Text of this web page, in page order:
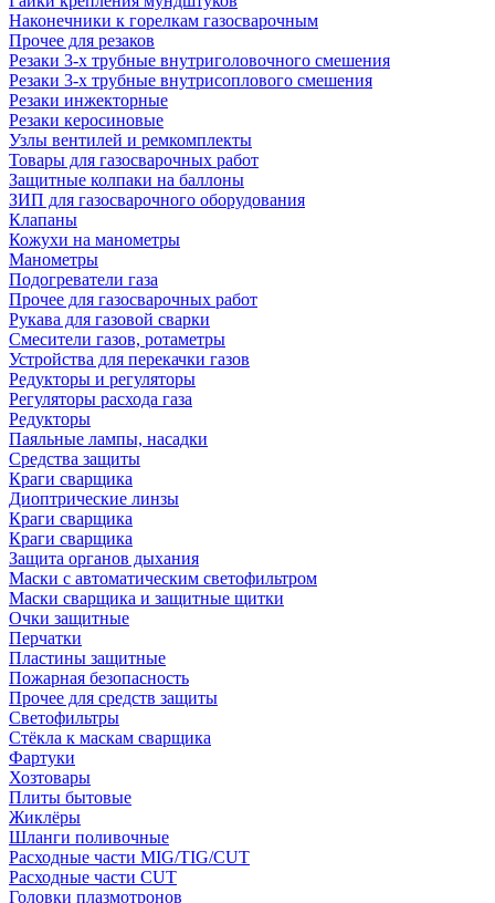
Наконечники к горелкам газосварочным
Прочее для резаков
Резаки 3-х трубные внутриголовочного смешения
Резаки 3-х трубные внутрисоплового смешения
Резаки инжекторные
Резаки керосиновые
Узлы вентилей и ремкомплекты
Товары для газосварочных работ
Защитные колпаки на баллоны
ЗИП для газосварочного оборудования
Клапаны
Кожухи на манометры
Манометры
Подогреватели газа
Прочее для газосварочных работ
Рукава для газовой сварки
Смесители газов, ротаметры
Устройства для перекачки газов
Редукторы и регуляторы
Регуляторы расхода газа
Редукторы
Паяльные лампы, насадки
Средства защиты
Краги сварщика
Диоптрические линзы
Краги сварщика
Краги сварщика
Защита органов дыхания
Маски с автоматическим светофильтром
Маски сварщика и защитные щитки
Очки защитные
Перчатки
Пластины защитные
Пожарная безопасность
Прочее для средств защиты
Светофильтры
Стёкла к маскам сварщика
Фартуки
Хозтовары
Плиты бытовые
Жиклёры
Шланги поливочные
Расходные части MIG/TIG/CUT
Расходные части CUT
Головки плазмотронов